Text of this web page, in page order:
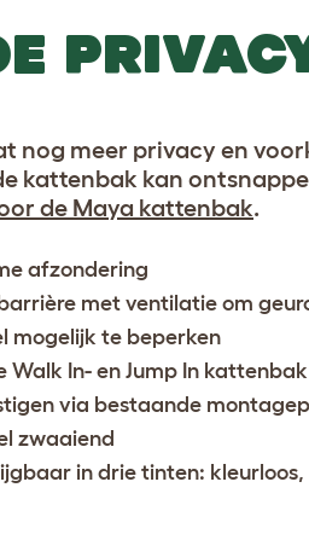
nog meer privacy en
kattenbak kan
de Maya kattenbak.
afzondering
met ventilatie om
mogelijk te beperken
Walk In- en Jump In
via bestaande
zwaaiend
in drie tinten: kleurloos,